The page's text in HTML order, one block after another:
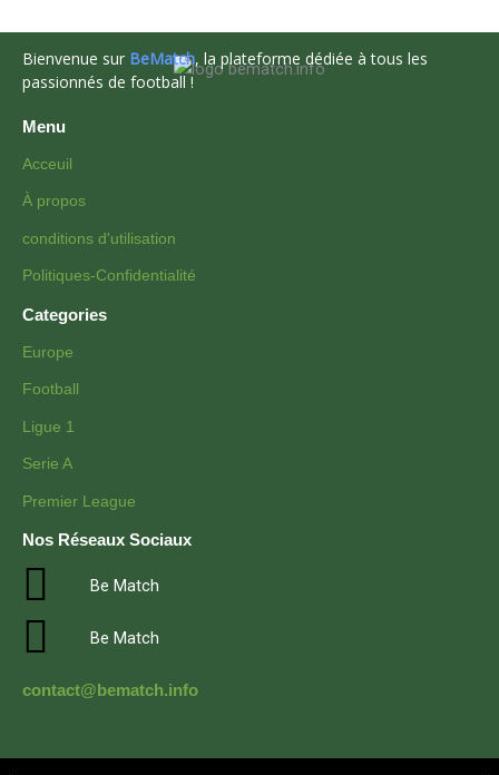
Bienvenue sur BeMatch, la plateforme dédiée à tous les
passionnés de football !
Menu
Acceuil
À propos
conditions d'utilisation
Politiques-Confidentialité
Categories
Europe
Football
Ligue 1
Serie A
Premier League
Nos Réseaux Sociaux
Be Match
Be Match
contact@bematch.info